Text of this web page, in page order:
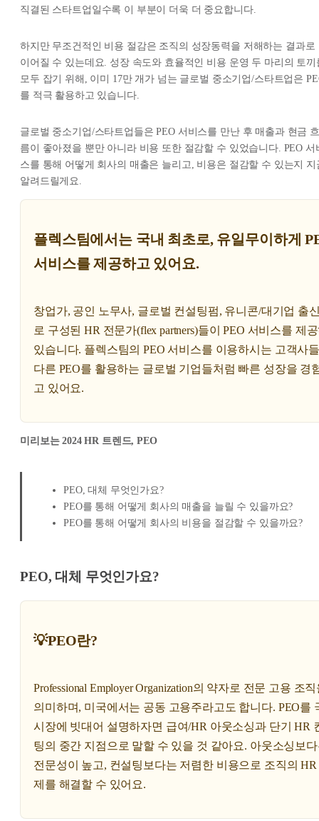
직결된 스타트업일수록 이 부분이 더욱 더 중요합니다.
하지만 무조건적인 비용 절감은 조직의 성장동력을 저해하는 결과로
이어질 수 있는데요. 성장 속도와 효율적인 비용 운영 두 마리의 토끼
모두 잡기 위해, 이미 17만 개가 넘는 글로벌 중소기업/스타트업은
를 적극 활용하고 있습니다.
글로벌 중소기업/스타트업들은 PEO 서비스를 만난 후 매출과 현금 흐
름이 좋아졌을 뿐만 아니라 비용 또한 절감할 수 있었습니다. PEO 서
스를 통해 어떻게 회사의 매출은 늘리고, 비용은 절감할 수 있는지 지
알려드릴게요.
플렉스팀에서는 국내 최초로, 유일무이하게
서비스를 제공하고 있어요.
창업가, 공인 노무사, 글로벌 컨설팅펌, 유니콘/대기업 출
로 구성된 HR 전문가(flex partners)들이 PEO 서비스를 제
있습니다. 플렉스팀의 PEO 서비스를 이용하시는 고객사
다른 PEO를 활용하는 글로벌 기업들처럼 빠른 성장을 경
고 있어요.
미리보는 2024 HR 트렌드, PEO
PEO, 대체 무엇인가요?
PEO를 통해 어떻게 회사의 매출을 늘릴 수 있을까요?
PEO를 통해 어떻게 회사의 비용을 절감할 수 있을까요?
PEO, 대체 무엇인가요?
💡PEO란?
Professional Employer Organization의 약자로 전문 고용 조
의미하며, 미국에서는 공동 고용주라고도 합니다. PEO를
시장에 빗대어 설명하자면 급여/HR 아웃소싱과 단기 HR
팅의 중간 지점으로 말할 수 있을 것 같아요. 아웃소싱보
전문성이 높고, 컨설팅보다는 저렴한 비용으로 조직의 HR
제를 해결할 수 있어요.